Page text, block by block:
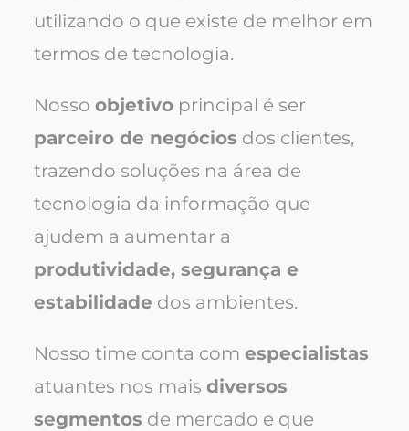
utilizando o que existe de melhor em
termos de tecnologia.
Nosso objetivo principal é ser
parceiro de negócios dos clientes,
trazendo soluções na área de
tecnologia da informação que
ajudem a aumentar a
produtividade, segurança e
estabilidade dos ambientes.
Nosso time conta com especialistas
atuantes nos mais diversos
segmentos de mercado e que